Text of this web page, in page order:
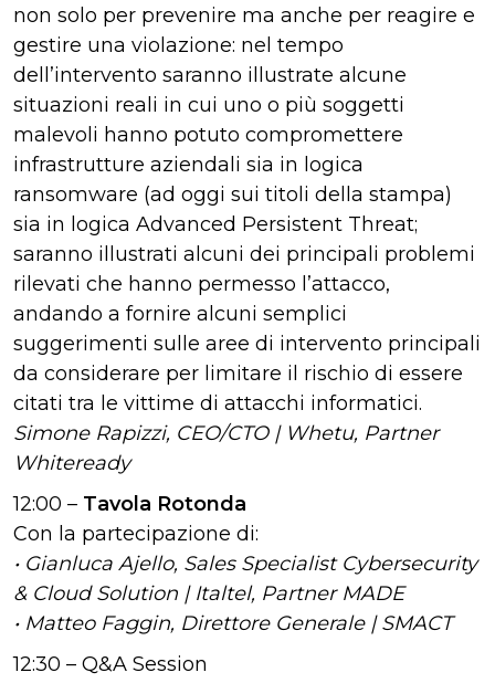
non solo per prevenire ma anche per reagire e
gestire una violazione: nel tempo
dell’intervento saranno illustrate alcune
situazioni reali in cui uno o più soggetti
malevoli hanno potuto compromettere
infrastrutture aziendali sia in logica
ransomware (ad oggi sui titoli della stampa)
sia in logica Advanced Persistent Threat;
saranno illustrati alcuni dei principali problemi
rilevati che hanno permesso l’attacco,
andando a fornire alcuni semplici
suggerimenti sulle aree di intervento principali
da considerare per limitare il rischio di essere
citati tra le vittime di attacchi informatici.
Simone Rapizzi, CEO/CTO | Whetu, Partner
Whiteready
12:00 – Tavola Rotonda
Con la partecipazione di:
• Gianluca Ajello, Sales Specialist Cybersecurity
& Cloud Solution | Italtel, Partner MADE
• Matteo Faggin, Direttore Generale | SMACT
12:30 – Q&A Session